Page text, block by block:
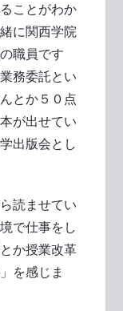
ことがわか
に関西学院
職員です
務委託とい
とか５０点
が出せてい
出版会とし
読ませてい
で仕事をし
か授業改革
を感じま